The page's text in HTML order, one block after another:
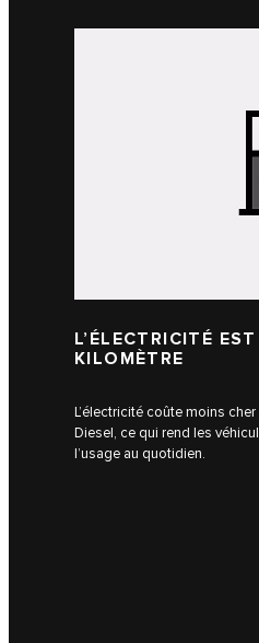
L’ÉLECTRICITÉ
KILOMÈTRE
L’électricité coûte moins
Diesel, ce qui rend les
l’usage au quotidien.